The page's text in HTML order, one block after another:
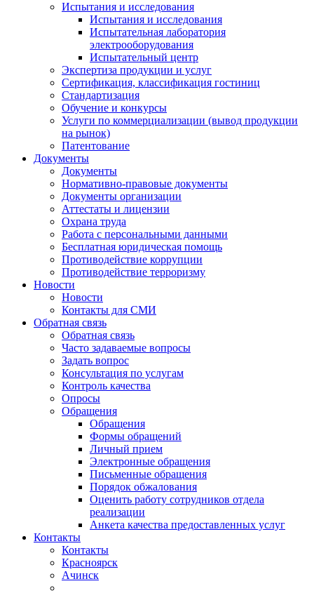
Испытания и исследования
Испытания и исследования
Испытательная лаборатория
электрооборудования
Испытательный центр
Экспертиза продукции и услуг
Сертификация, классификация гостиниц
Стандартизация
Обучение и конкурсы
Услуги по коммерциализации (вывод продукции
на рынок)
Патентование
Документы
Документы
Нормативно-правовые документы
Документы организации
Аттестаты и лицензии
Охрана труда
Работа с персональными данными
Бесплатная юридическая помощь
Противодействие коррупции
Противодействие терроризму
Новости
Новости
Контакты для СМИ
Обратная связь
Обратная связь
Часто задаваемые вопросы
Задать вопрос
Консультация по услугам
Контроль качества
Опросы
Обращения
Обращения
Формы обращений
Личный прием
Электронные обращения
Письменные обращения
Порядок обжалования
Оценить работу сотрудников отдела
реализации
Анкета качества предоставленных услуг
Контакты
Контакты
Красноярск
Ачинск